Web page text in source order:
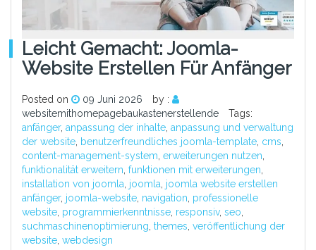
Leicht Gemacht: Joomla-
Website Erstellen Für Anfänger
Posted on 09 Juni 2026
by :
websitemithomepagebaukastenerstellende
Tags:
anfänger, anpassung der inhalte, anpassung und verwaltung
der website, benutzerfreundliches joomla-template, cms,
content-management-system, erweiterungen nutzen,
funktionalität erweitern, funktionen mit erweiterungen,
installation von joomla, joomla, joomla website erstellen
anfänger, joomla-website, navigation, professionelle
website, programmierkenntnisse, responsiv, seo,
suchmaschinenoptimierung, themes, veröffentlichung der
website, webdesign